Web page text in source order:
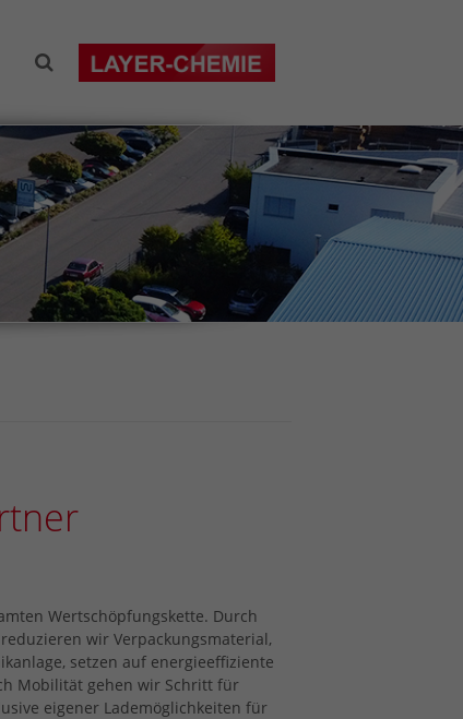
Wertschöpfungskette. Durch
wir Verpackungsmaterial,
setzen auf energieeffiziente
Mobilität gehen wir Schritt für
eigener Lademöglichkeiten für